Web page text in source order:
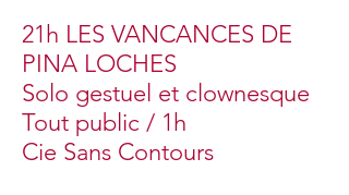
21h LES VANCANCES DE
PINA LOCHES
Solo gestuel et clownesque
Tout public / 1h
Cie Sans Contours